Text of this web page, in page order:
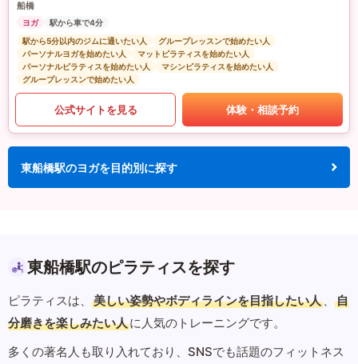
船橋
ヨガ
駅から車で4分
駅から5分以内のジムに通いたい人
グループレッスンで始めたい人
パーソナルヨガを始めたい人
マットピラティスを始めたい人
パーソナルピラティスを始めたい人
マシンピラティスを始めたい人
グループレッスンで始めたい人
公式サイトを見る 体験・相談予約
東船橋駅のヨガを目的別に探す
東船橋駅のピラティスを探す
ピラティスは、 美しい姿勢やボディラインを目指したい人 、
自
分磨きを楽しみたい人に人気のトレーニングです。
多くの著名人も取り入れており、SNSでも話題のフィットネス